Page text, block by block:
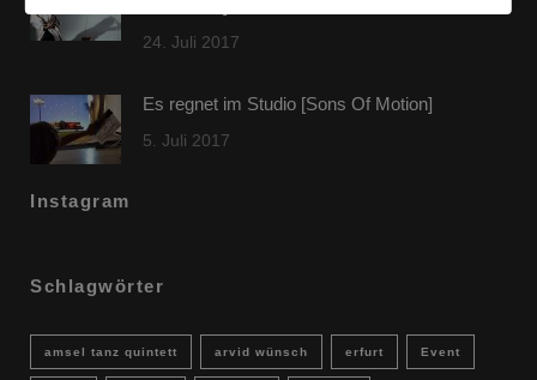
24. Juli 2017
Es regnet im Studio [Sons Of Motion]
5. Juli 2017
Instagram
Schlagwörter
amsel tanz quintett arvid wünsch erfurt Event